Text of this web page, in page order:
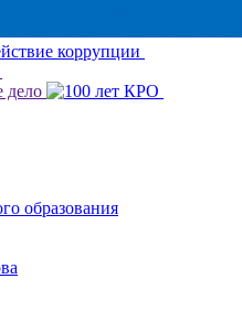
образования